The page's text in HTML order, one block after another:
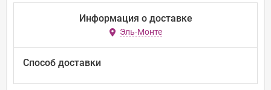
Информация о доставке
Эль-Монте
Способ доставки